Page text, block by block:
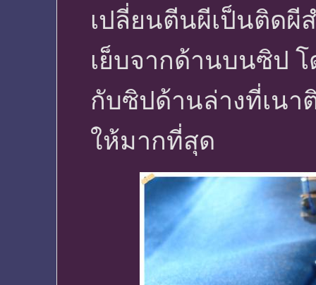
เปลี่ยนตีนผีเป็นติดผี
เย็บจากด้านบนซิป
กับซิปด้านล่างที่เนา
ให้มากที่สุด